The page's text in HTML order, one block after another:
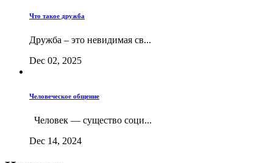
Что такое дружба
Дружба – это невидимая св...
Dec 02, 2025
Человеческое общение
Человек — существо соци...
Dec 14, 2024